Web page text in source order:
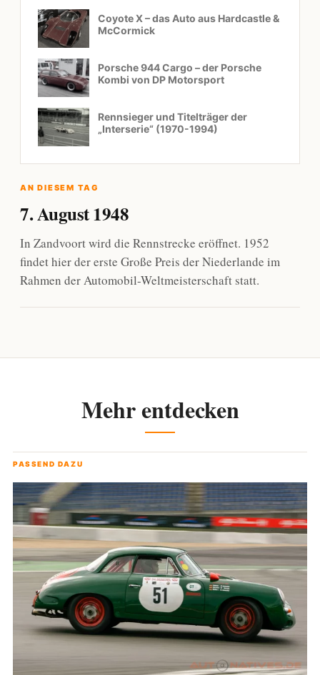
Coyote X – das Auto aus Hardcastle &
McCormick
Porsche 944 Cargo – der Porsche
Kombi von DP Motorsport
Rennsieger und Titelträger der
„Interserie“ (1970-1994)
AN DIESEM TAG
7. August 1948
In Zandvoort wird die Rennstrecke eröffnet. 1952
findet hier der erste Große Preis der Niederlande im
Rahmen der Automobil-Weltmeisterschaft statt.
Mehr entdecken
PASSEND DAZU